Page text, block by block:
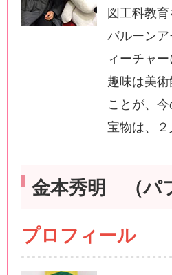
図工科教
バルーン
ィーチャ
趣味は美
ことが、今
宝物は、
金本秀明 （パ
プロフィール